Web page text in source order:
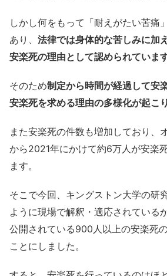
しかし何をもって「耐えがたい苦痛
あり、 法律では身体的な苦しみに加
安楽死の理由として認められていま
そのため制定から時間が経過して安
安楽死を求める理由の多様化が起こ
また安楽死の件数も増加しており、
から2021年にかけて約6万人が安楽
ます。
そこで今回、キングストン大学の研
ように現場で解釈・適応されている
公開されている900人以上の安楽死
ことにしました。